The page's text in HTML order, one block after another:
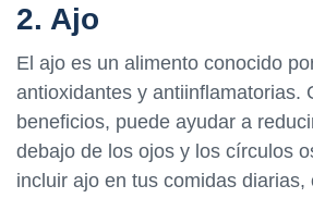
2. Ajo
El ajo es un alimento conocido
antioxidantes y antiinflamatorias.
beneficios, puede ayudar a
debajo de los ojos y los círculos
incluir ajo en tus comidas diarias,